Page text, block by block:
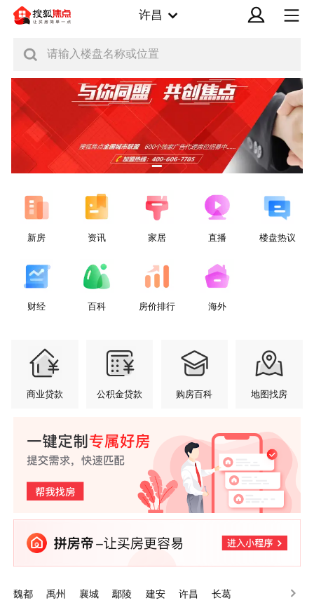
许昌
请输入楼盘名称或位置
新房 资讯 家居 直播 楼盘热议
财经 百科 房价排行 海外
商业贷款 公积金贷款 购房百科 地图找房
魏都 禹州 襄城 鄢陵 建安 许昌 长葛